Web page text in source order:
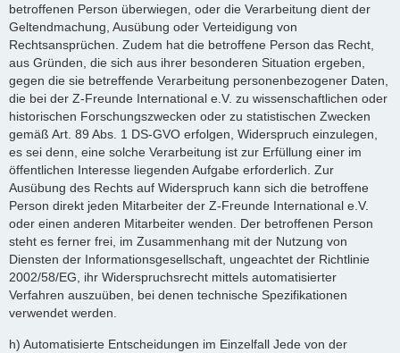
betroffenen Person überwiegen, oder die Verarbeitung dient der
Geltendmachung, Ausübung oder Verteidigung von
Rechtsansprüchen. Zudem hat die betroffene Person das Recht,
aus Gründen, die sich aus ihrer besonderen Situation ergeben,
gegen die sie betreffende Verarbeitung personenbezogener Daten,
die bei der Z-Freunde International e.V. zu wissenschaftlichen oder
historischen Forschungszwecken oder zu statistischen Zwecken
gemäß Art. 89 Abs. 1 DS-GVO erfolgen, Widerspruch einzulegen,
es sei denn, eine solche Verarbeitung ist zur Erfüllung einer im
öffentlichen Interesse liegenden Aufgabe erforderlich. Zur
Ausübung des Rechts auf Widerspruch kann sich die betroffene
Person direkt jeden Mitarbeiter der Z-Freunde International e.V.
oder einen anderen Mitarbeiter wenden. Der betroffenen Person
steht es ferner frei, im Zusammenhang mit der Nutzung von
Diensten der Informationsgesellschaft, ungeachtet der Richtlinie
2002/58/EG, ihr Widerspruchsrecht mittels automatisierter
Verfahren auszuüben, bei denen technische Spezifikationen
verwendet werden.
h) Automatisierte Entscheidungen im Einzelfall Jede von der